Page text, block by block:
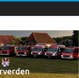
Dörverden